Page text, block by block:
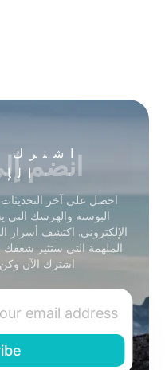
اشترك
انضم
احصل على آخر
البوسنة والهرسك التي
الإلكتروني. اكتشف
الملهمة التي ستثير
اشترك الآن